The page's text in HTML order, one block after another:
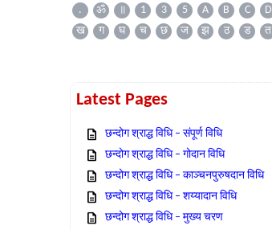
. ॐ ॥ 1 3 5 A B C D
ख
ग घ च छ ज झ ठ ड त
Latest Pages
छन्दोग श्राद्ध विधि – संपूर्ण विधि
छन्दोग श्राद्ध विधि – गोदान विधि
छन्दोग श्राद्ध विधि – काञ्चनपुरुषदान विधि
छन्दोग श्राद्ध विधि – शय्यादान विधि
छन्दोग श्राद्ध विधि – मुख्य चरण